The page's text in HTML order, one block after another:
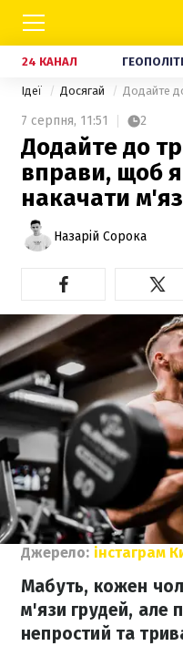
24 КАНАЛ
Ідеї Досягай
7 серпня, 11:51 2
Додайте до
вправи, щоб
накачати
Назарій Сорока
Джерело: інстаграм
Мабуть, кожен
м'язи грудей, але
непростий та